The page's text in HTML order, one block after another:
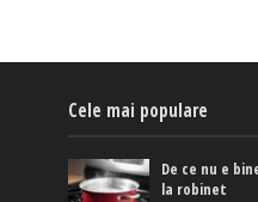
Cele mai populare
De ce nu e
la robinet